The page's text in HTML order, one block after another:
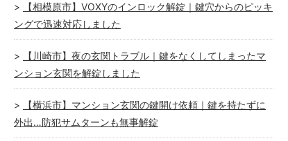
【相模原市】VOXYのインロック解錠｜鍵穴からのピッキ
ングで迅速対応しました
【川崎市】夜の玄関トラブル｜鍵をなくしてしまったマ
ンション玄関を解錠しました
【横浜市】マンション玄関の鍵開け依頼｜鍵を持たずに
外出…防犯サムターンも無事解錠